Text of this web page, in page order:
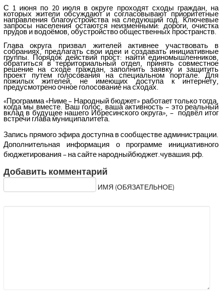
С 1 июня по 20 июля в округе проходят сходы граждан, на
которых жители обсуждают и согласовывают приоритетные
направления благоустройства на следующий год. Ключевые
запросы населения остаются неизменными: дороги, очистка
прудов и водоёмов, обустройство общественных пространств.
Глава округа призвал жителей активнее участвовать в
собраниях, предлагать свои идеи и создавать инициативные
группы. Порядок действий прост: найти единомышленников,
обратиться в территориальный отдел, принять совместное
решение на сходе граждан, заполнить заявку и защитить
проект путем голосования на специальном портале. Для
пожилых жителей, не имеющих доступа к интернету,
предусмотрено очное голосование на сходах.
«Программа «Ниме – Народный бюджет» работает только тогда,
когда мы вместе. Ваш голос, ваша активность – это реальный
вклад в будущее нашего Ибресинского округа», – подвёл итог
встречи глава муниципалитета.
Запись прямого эфира доступна в сообществе администрации.
Дополнительная информация о программе инициативного
бюджетирования – на сайте народныйбюджет.чувашия.рф.
Добавить комментарий
ИМЯ (ОБЯЗАТЕЛЬНОЕ)